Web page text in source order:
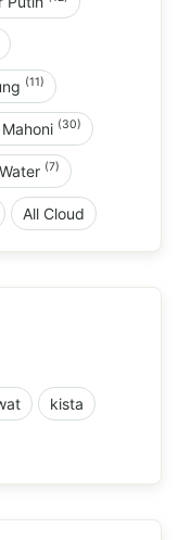
(11)
Mahoni (30)
(7)
All Cloud
kista